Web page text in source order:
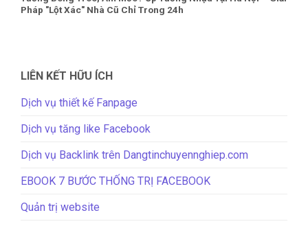
Pháp "Lột Xác" Nhà Cũ Chỉ Trong 24h
LIÊN KẾT HỮU ÍCH
Dịch vụ thiết kế Fanpage
Dịch vụ tăng like Facebook
Dịch vụ Backlink trên Dangtinchuyennghiep.com
EBOOK 7 BƯỚC THỐNG TRỊ FACEBOOK
Quản trị website